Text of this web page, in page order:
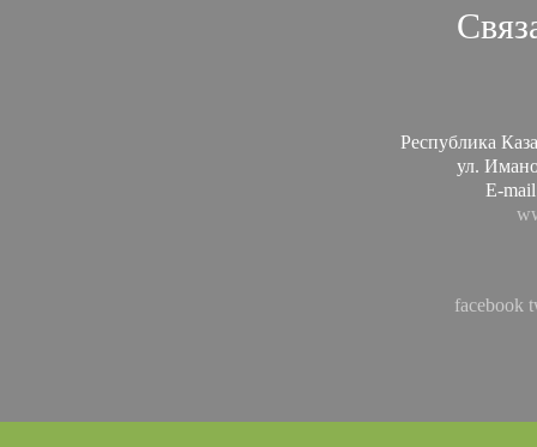
Республика
ул.
E-
facebook